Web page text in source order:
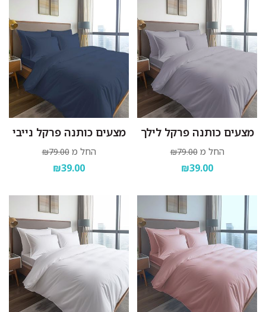
מצעים כותנה פרקל לילך
החל מ ₪79.00
₪39.00
מצעים כותנה פרקל נייבי
החל מ ₪79.00
₪39.00